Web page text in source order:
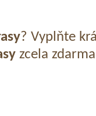
? Vyplňte
zcela